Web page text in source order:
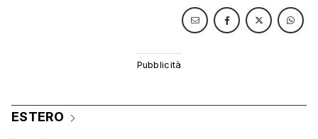
ESTERO